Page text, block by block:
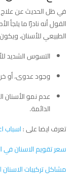
في ظل الحديث عن علاج
القول أنه نادرًا ما يلجأ
الطبيعي للأسنان،
التسوس الشديد
وجود عدوى، أو
عدم نمو الأسنان
الدائمة.
تعرف ايضا على :اسباب
سعر تقويم الاسنان
مشاكل تركيبات الاسنان